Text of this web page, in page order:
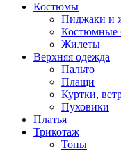
Костюмы
Пиджаки и
Костюмные
Жилеты
Верхняя одежда
Пальто
Плащи
Куртки,
Пуховики
Платья
Трикотаж
Топы